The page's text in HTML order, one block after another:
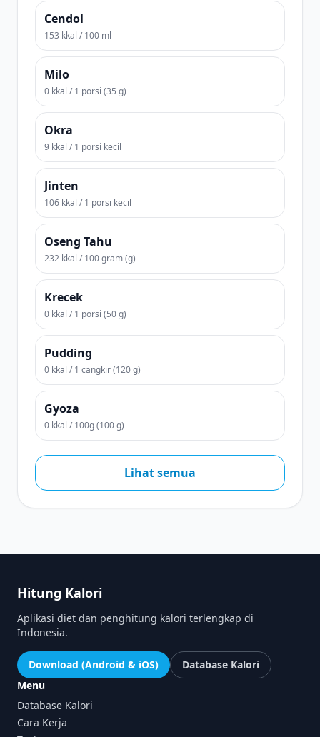
Cendol
153 kkal / 100 ml
Milo
0 kkal / 1 porsi (35 g)
Okra
9 kkal / 1 porsi kecil
Jinten
106 kkal / 1 porsi kecil
Oseng Tahu
232 kkal / 100 gram (g)
Krecek
0 kkal / 1 porsi (50 g)
Pudding
0 kkal / 1 cangkir (120 g)
Gyoza
0 kkal / 100g (100 g)
Lihat semua
Hitung Kalori
Aplikasi diet dan penghitung kalori terlengkap di
Indonesia.
Download (Android & iOS)
Database Kalori
Menu
Database Kalori
Cara Kerja